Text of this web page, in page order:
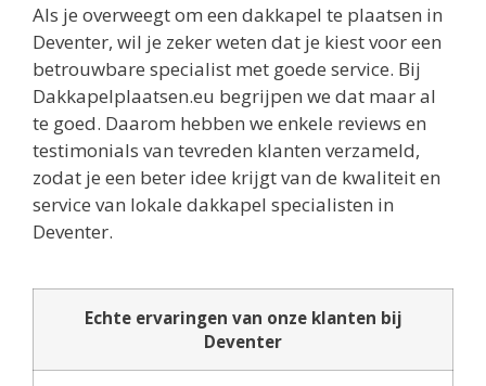
Als je overweegt om een dakkapel te plaatsen in
Deventer, wil je zeker weten dat je kiest voor een
betrouwbare specialist met goede service. Bij
Dakkapelplaatsen.eu begrijpen we dat maar al
te goed. Daarom hebben we enkele reviews en
testimonials van tevreden klanten verzameld,
zodat je een beter idee krijgt van de kwaliteit en
service van lokale dakkapel specialisten in
Deventer.
Echte ervaringen van onze klanten bij
Deventer